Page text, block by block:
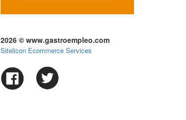
2026 © www.gastroempleo.com
Sitelicon Ecommerce Services